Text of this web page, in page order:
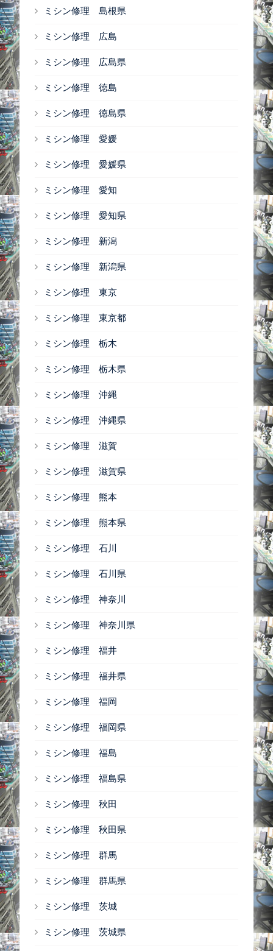
ミシン修理 島根県
ミシン修理 広島
ミシン修理 広島県
ミシン修理 徳島
ミシン修理 徳島県
ミシン修理 愛媛
ミシン修理 愛媛県
ミシン修理 愛知
ミシン修理 愛知県
ミシン修理 新潟
ミシン修理 新潟県
ミシン修理 東京
ミシン修理 東京都
ミシン修理 栃木
ミシン修理 栃木県
ミシン修理 沖縄
ミシン修理 沖縄県
ミシン修理 滋賀
ミシン修理 滋賀県
ミシン修理 熊本
ミシン修理 熊本県
ミシン修理 石川
ミシン修理 石川県
ミシン修理 神奈川
ミシン修理 神奈川県
ミシン修理 福井
ミシン修理 福井県
ミシン修理 福岡
ミシン修理 福岡県
ミシン修理 福島
ミシン修理 福島県
ミシン修理 秋田
ミシン修理 秋田県
ミシン修理 群馬
ミシン修理 群馬県
ミシン修理 茨城
ミシン修理 茨城県